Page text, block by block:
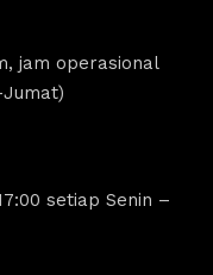
jam operasional
setiap Senin –